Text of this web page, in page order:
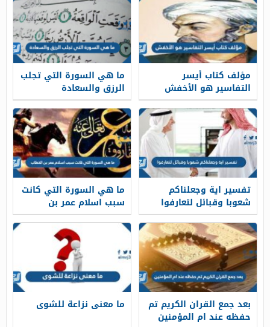
مؤلف كتاب أيسر
التفاسير هو الأخفش
ما هي السورة التي تجلب
الرزق والسعادة
تفسير اية وجعلناكم
شعوبا وقبائل لتعارفوا
ما هي السورة التي كانت
سبب اسلام عمر بن
الخطاب
بعد جمع القران الكريم تم
حفظه عند ام المؤمنين
ما معنى نزاعة للشوى